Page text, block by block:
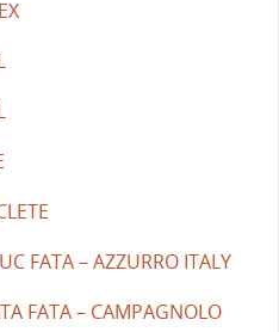
FATA – AZZURRO ITALY
FATA – CAMPAGNOLO